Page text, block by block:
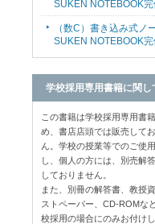
SUKEN NOTEBOOK
（数C）書き込み式ノ
SUKEN NOTEBOOK
学校採用専用書籍に関し
この書籍は学校採用専用書
め、書店店頭では販売して
ん。学校の授業等でのご使
し、個人の方には、別売解
しておりません。
また、別冊の解答書、教授
ストペーパー、CD-ROMな
校採用の場合にのみお付け